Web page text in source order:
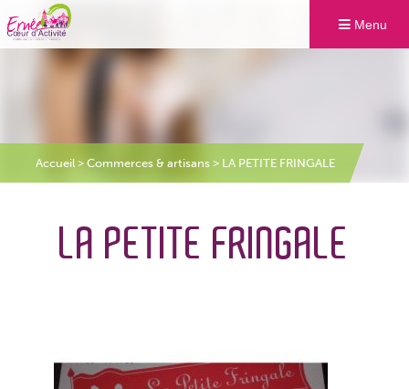
Menu
Accueil> Commerces & artisans > LA PETITE FRINGALE
LA PETITE FRINGALE